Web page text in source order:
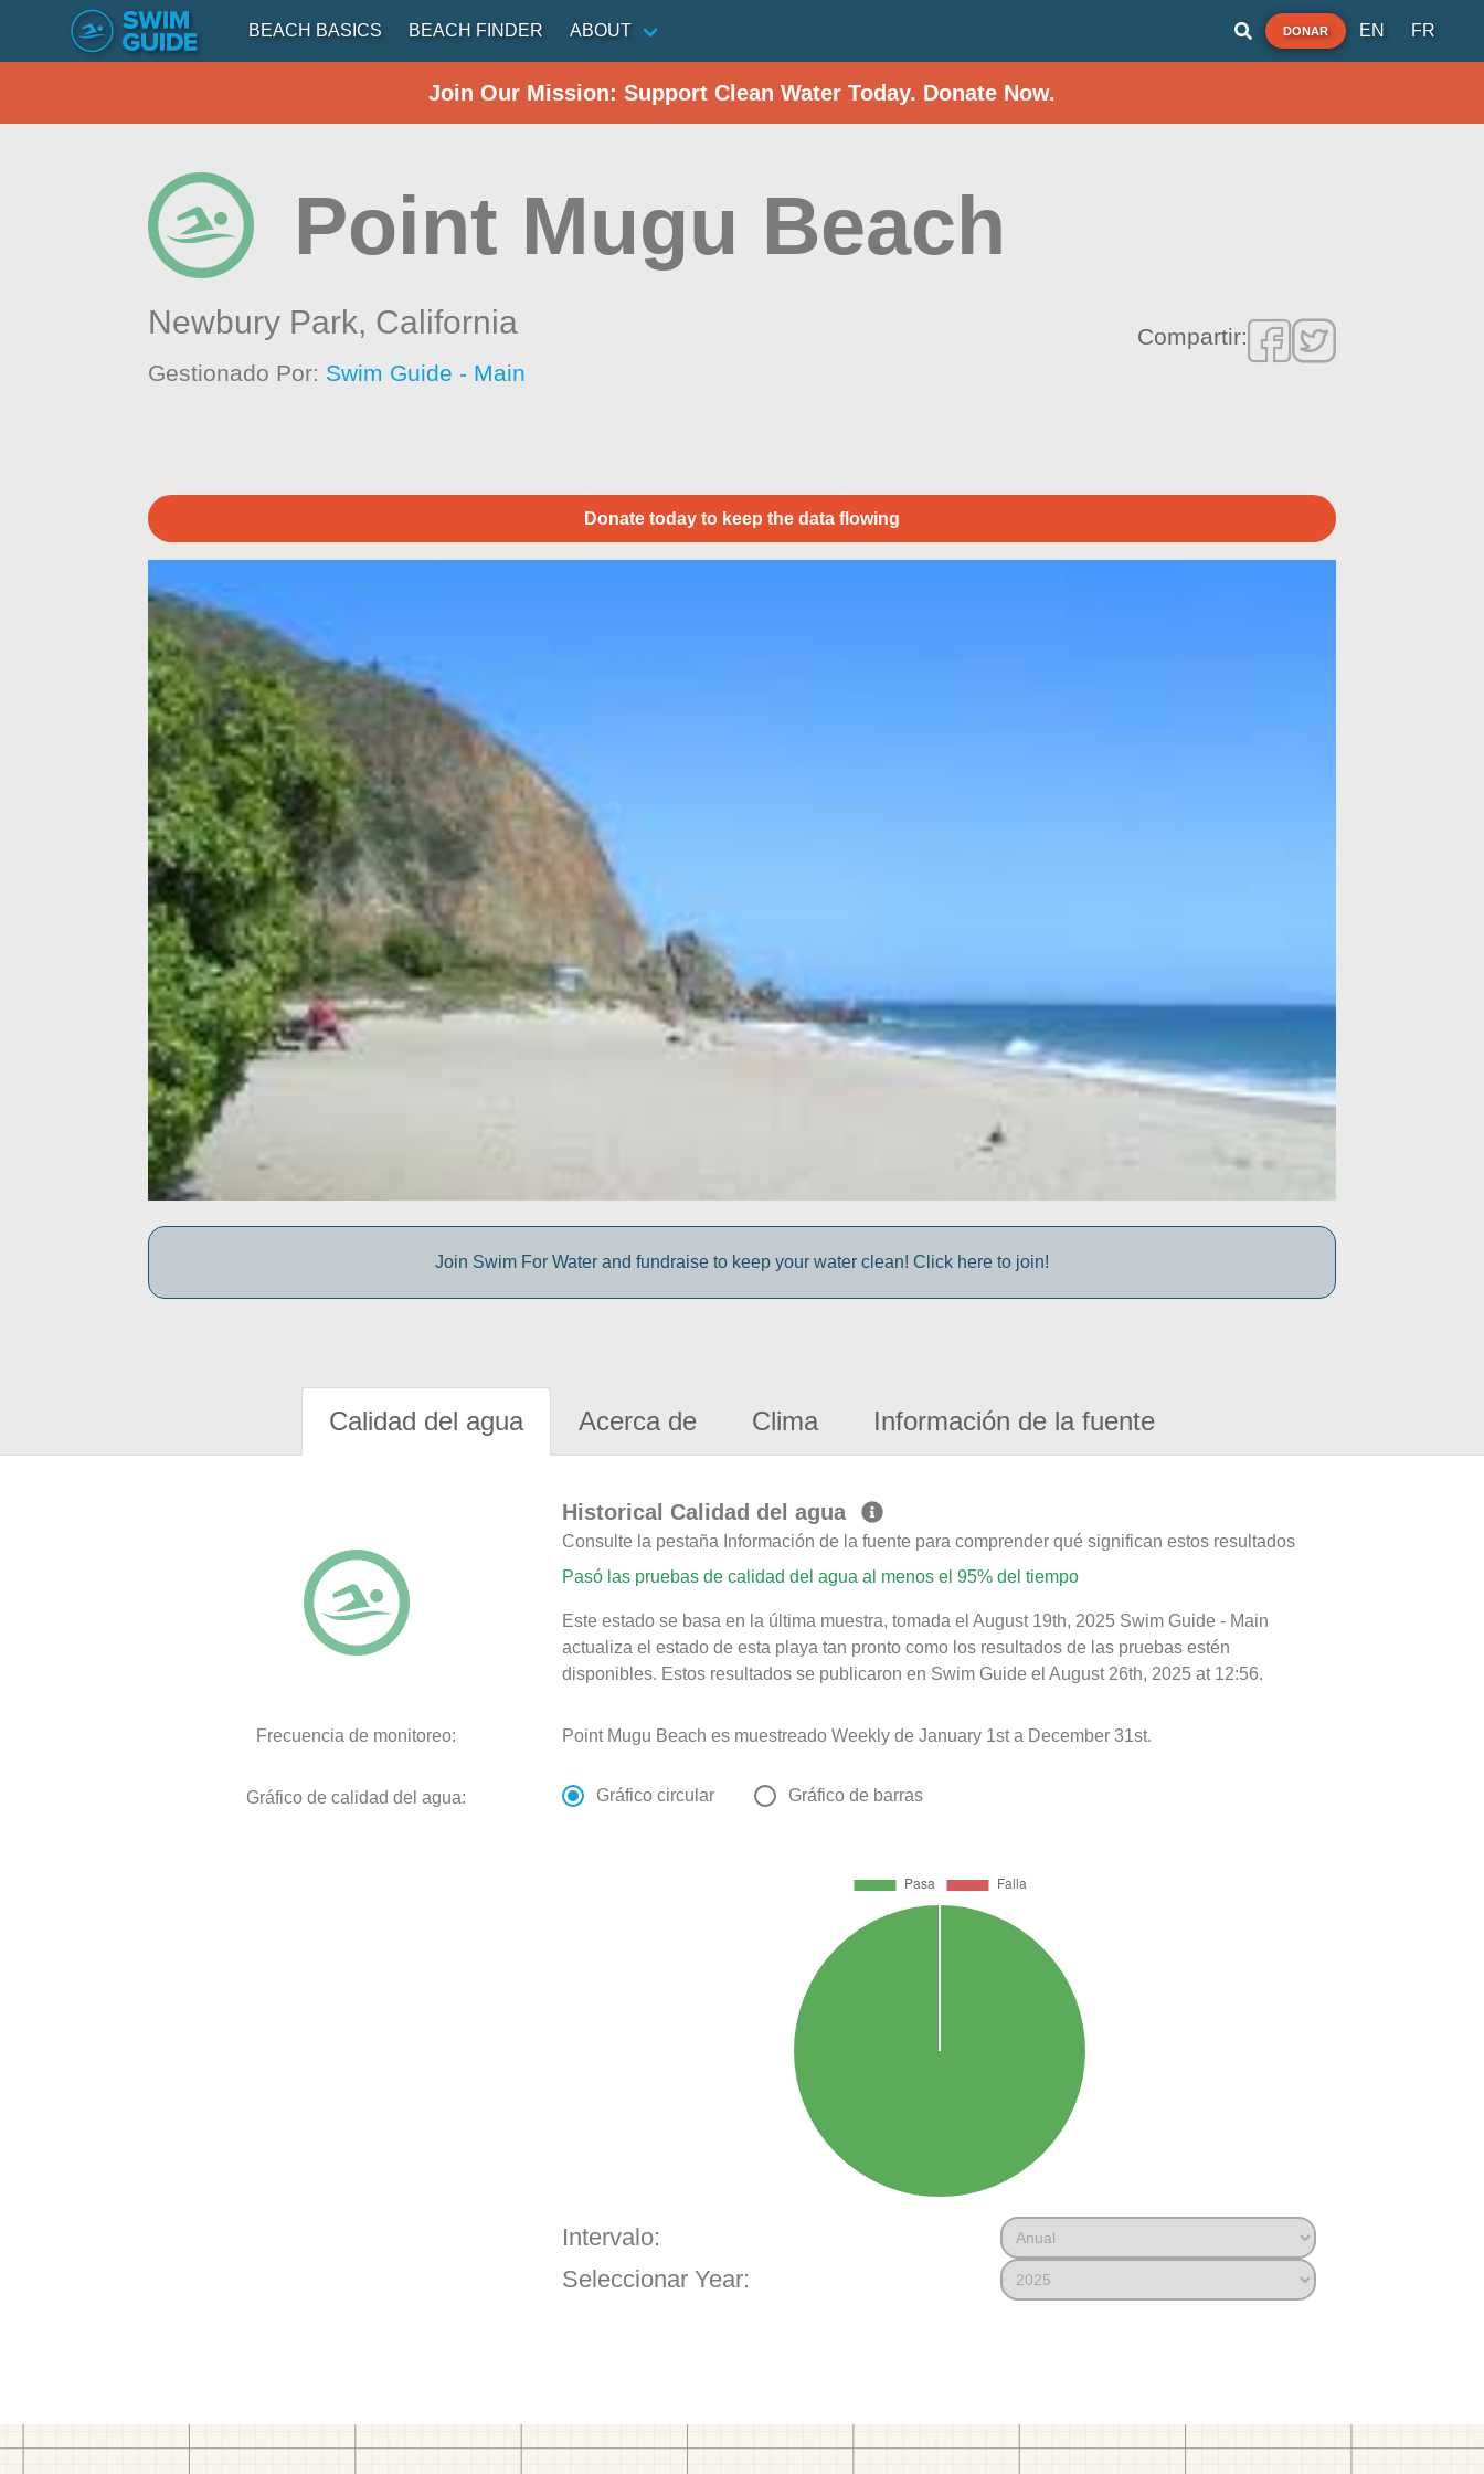
BEACH BASICS BEACH FINDER ABOUT DONAR EN FR
Join Our Mission: Support Clean Water Today. Donate Now.
Point Mugu Beach
Newbury Park, California
Gestionado Por: Swim Guide - Main
Compartir:
Donate today to keep the data flowing
Join Swim For Water and fundraise to keep your water clean! Click here to join!
Calidad del agua Acerca de Clima Información de la fuente
Historical Calidad del agua
Consulte la pestaña Información de la fuente para comprender qué significan estos resultados
Pasó las pruebas de calidad del agua al menos el 95% del tiempo
Este estado se basa en la última muestra, tomada el August 19th, 2025 Swim Guide - Main
actualiza el estado de esta playa tan pronto como los resultados de las pruebas estén
disponibles. Estos resultados se publicaron en Swim Guide el August 26th, 2025 at 12:56.
Frecuencia de monitoreo: Point Mugu Beach es muestreado Weekly de January 1st a December 31st.
Gráfico de calidad del agua: Gráfico circular Gráfico de barras
Intervalo:
Seleccionar Year: